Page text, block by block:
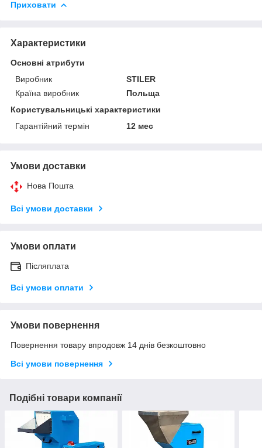
Приховати
Характеристики
Основні атрибути
Виробник
STILER
Країна виробник
Польща
Користувальницькі характеристики
Гарантійний термін
12 мес
Умови доставки
Нова Пошта
Всі умови доставки
Умови оплати
Післяплата
Всі умови оплати
Умови повернення
Повернення товару впродовж 14 днів безкоштовно
Всі умови повернення
Подібні товари компанії